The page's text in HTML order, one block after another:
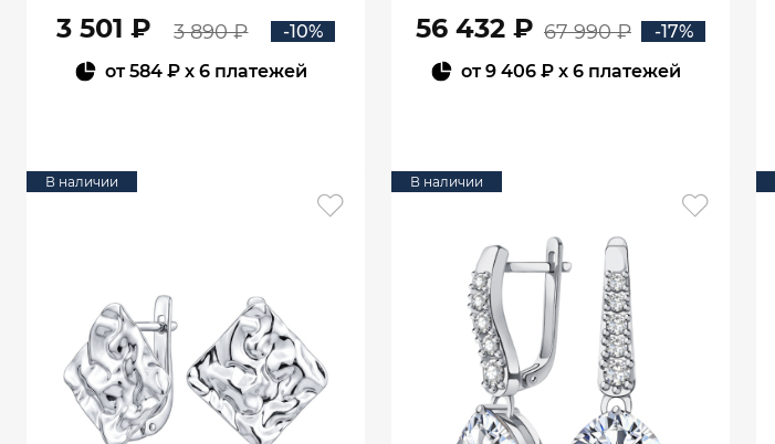
3 501 ₽ 3 890 ₽
-10%
от584 ₽ x 6 платежей
56 432 ₽ 67 990 ₽
-17%
от9 406 ₽ x 6 платежей
В наличии В наличии